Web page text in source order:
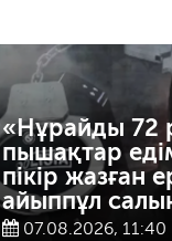
«Нұрайды 72
пышақтар
пікір жазған
айыппұл
07.08.2026, 11:40